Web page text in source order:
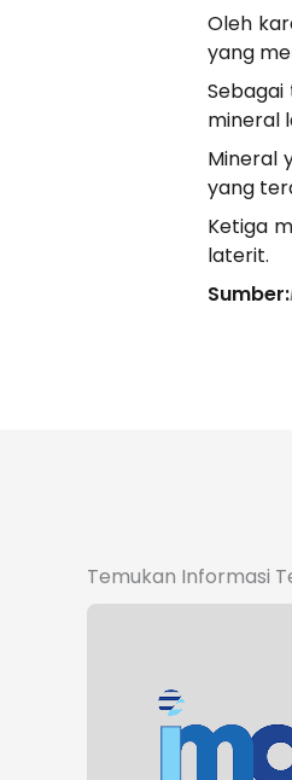
Oleh
yang
mineral
Mineral
yang
Ketiga
laterit.
Sumber:
Temukan Informasi